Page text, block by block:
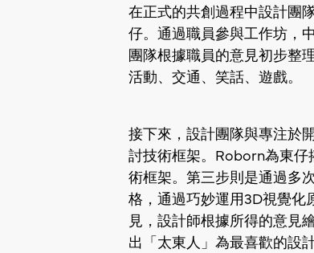
在正式的共創過程中設計團
仔。通過職員參與工作坊，
團隊根據職員的意見初步整
活動、交通、笑話、遊戲。
接下來，設計團隊與專注於
討技術框架。Roborn為東
術框架。第三步則是通過多
格，通過巧妙運用3D視覺化
見，設計師根據所得的意見
出「太東人」為最喜歡的設計